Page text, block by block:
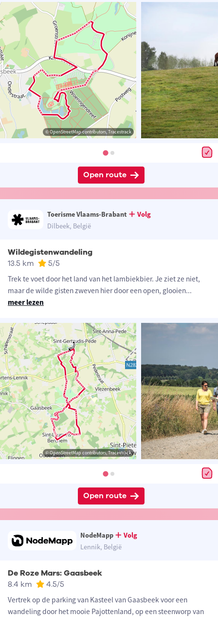
© OpenStreetMap contributors, Tracestrack
Open route
Toerisme Vlaams-Brabant
Volg
Dilbeek, België
Wildegistenwandeling
13.5 km 5/5
Trek te voet door het land van het lambiekbier. Je ziet ze niet,
maar de wilde gisten zweven hier door een open, glooien...
meer lezen
© OpenStreetMap contributors, Tracestrack
Open route
NodeMapp
Volg
Lennik, België
De Roze Mars: Gaasbeek
8.4 km 4.5/5
Vertrek op de parking van Kasteel van Gaasbeek voor een
wandeling door het mooie Pajottenland, op een steenworp van